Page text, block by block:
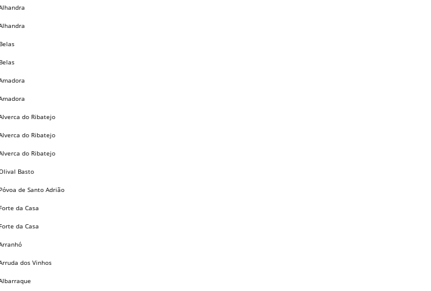
Belas
Belas
do Ribatejo
do Ribatejo
do Ribatejo
Basto
Póvoa de Santo Adrião
Forte da Casa
Forte da Casa
dos Vinhos